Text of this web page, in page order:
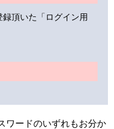
頂いた「ログイン用
ワードのいずれもお分か